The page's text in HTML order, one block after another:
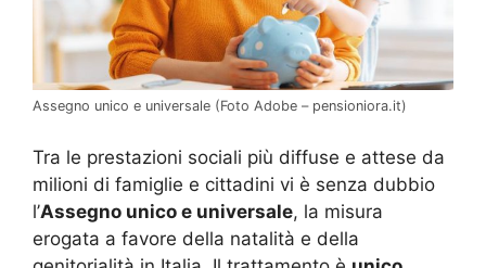
Assegno unico e universale (Foto Adobe – pensioniora.it)
Tra le prestazioni sociali più diffuse e attese da
milioni di famiglie e cittadini vi è senza dubbio
l’Assegno unico e universale, la misura
erogata a favore della natalità e della